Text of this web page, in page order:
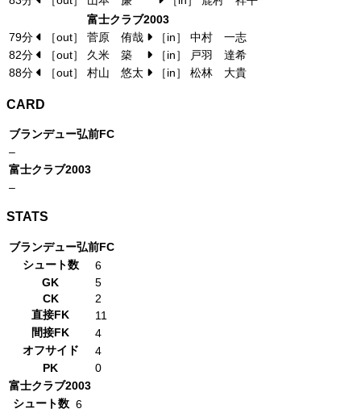
富士クラブ2003
79分
［out］ 菅原 侑哉
［in］ 中村 一志
82分
［out］ 久米 築
［in］ 戸羽 達希
88分
［out］ 村山 悠太 ［in］ 松林 大貴
CARD
ブランデュー弘前FC
–
富士クラブ2003
–
STATS
ブランデュー弘前FC
シュート数
6
GK
5
CK
2
直接FK
11
間接FK
4
オフサイド
4
PK
0
富士クラブ2003
シュート数 6